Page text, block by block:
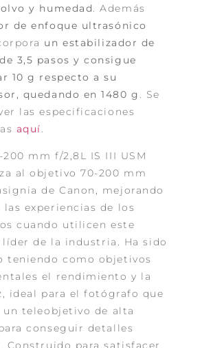
y humedad. Además
de enfoque ultrasónico
un estabilizador de
3,5 pasos y consigue
10 g respecto a su
quedando en 1480 g . Se
las especificaciones
aquí.
200 mm f/2,8L IS III USM
al objetivo 70-200 mm
de Canon, mejorando
las experiencias de los
cuando utilicen este
de la industria. Ha sido
teniendo como objetivos
el rendimiento y la
ideal para el fotógrafo que
un teleobjetivo de alta
conseguir detalles
Construido para satisfacer